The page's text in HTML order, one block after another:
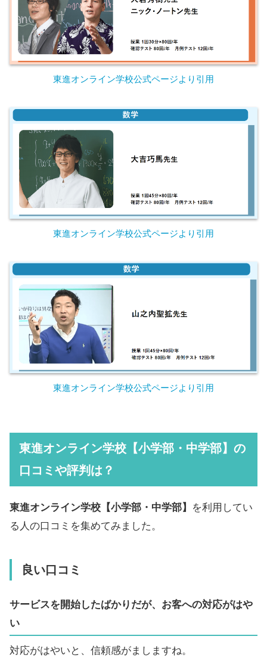
東進オンライン学校公式ページより引用
東進オンライン学校公式ページより引用
東進オンライン学校公式ページより引用
東進オンライン学校【小学部・中学部】の
口コミや評判は？
東進オンライン学校【小学部・中学部】
を利用してい
る人の口コミを集めてみました。
良い口コミ
サービスを開始したばかりだが、お客への対応がはや
い
対応がはやいと、信頼感がましますね。